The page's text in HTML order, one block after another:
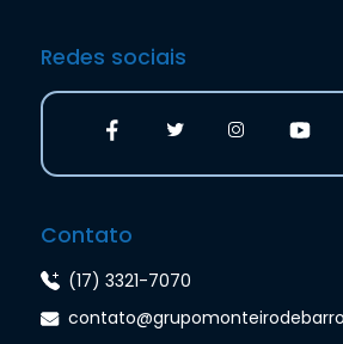
Redes sociais
Contato
(17) 3321-7070